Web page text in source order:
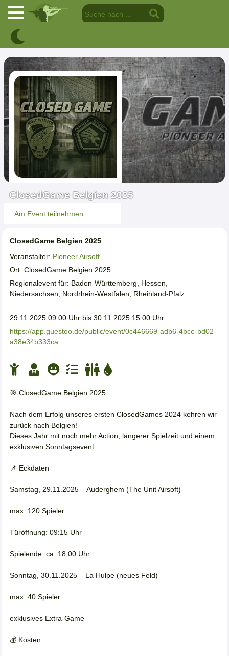
ClosedGame Belgien 2025
Am Event teilnehmen
ClosedGame Belgien 2025
Veranstalter: Pioneer Airsoft
Ort: ClosedGame Belgien 2025
Regionalevent für: Baden-Württemberg, Hessen,
Niedersachsen, Nordrhein-Westfalen, Rheinland-Pfalz
29.11.2025 09.00 Uhr bis 30.11.2025 15.00 Uhr
https://app.guestoo.de/public/event/0c446669-adb6-4bce-bd02-
a38e34b333ca
🎯 ClosedGame Belgien 2025
Nach dem Erfolg unseres ersten ClosedGames 2024 kehren wir
zurück nach Belgien!
Dieses Jahr mit noch mehr Action, längerer Spielzeit und einem
exklusiven Sonntagsevent.
📌 Eckdaten
Samstag, 29.11.2025 – Auderghem (The Unit Airsoft)
max. 120 Spieler
Türöffnung: 09:15 Uhr
Spielende: ca. 18:00 Uhr
Sonntag, 30.11.2025 – La Hulpe (neues Feld)
max. 40 Spieler
exklusives Extra-Game
💰 Kosten